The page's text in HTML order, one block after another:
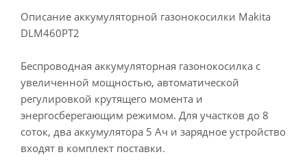
Описание аккумуляторной газонокосилки Makita
DLM460PT2
Беспроводная аккумуляторная газонокосилка с
увеличенной мощностью, автоматической
регулировкой крутящего момента и
энергосберегающим режимом. Для участков до 8
соток, два аккумулятора 5 Ач и зарядное устройство
входят в комплект поставки.